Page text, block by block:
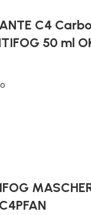
C4
50 ml